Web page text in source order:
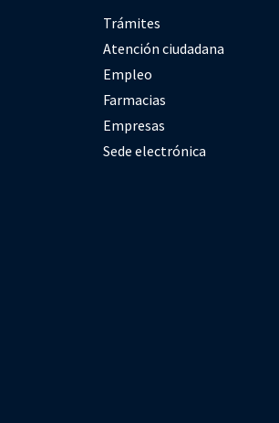
Trámites
Atención ciudadana
Empleo
Farmacias
Empresas
Sede electrónica